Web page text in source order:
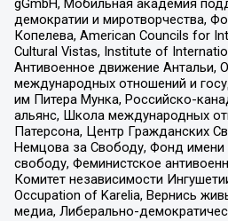
gGmbH, Мобильная академия
демократии и миротворчества,
Копелева, American Councils for
Cultural Vistas, Institute of
Антивоенное движение Антальи,
международных отношений и
им Питера Мунка, Российско-
альянс, Школа международных
Патерсона, Центр Гражданских
Немцова за Свободу, Фонд имени
свободу, Феминистское
Комитет независимости
Occupation of Karelia, Вернись
медиа, Либерально-